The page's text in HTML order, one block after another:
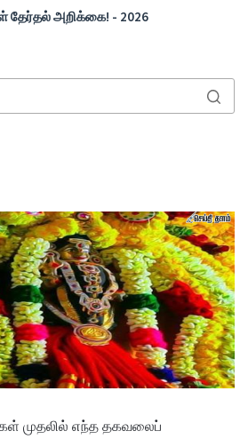
தேர்தல் அறிக்கை! - 2026
முதலில் எந்த தகவலைப்